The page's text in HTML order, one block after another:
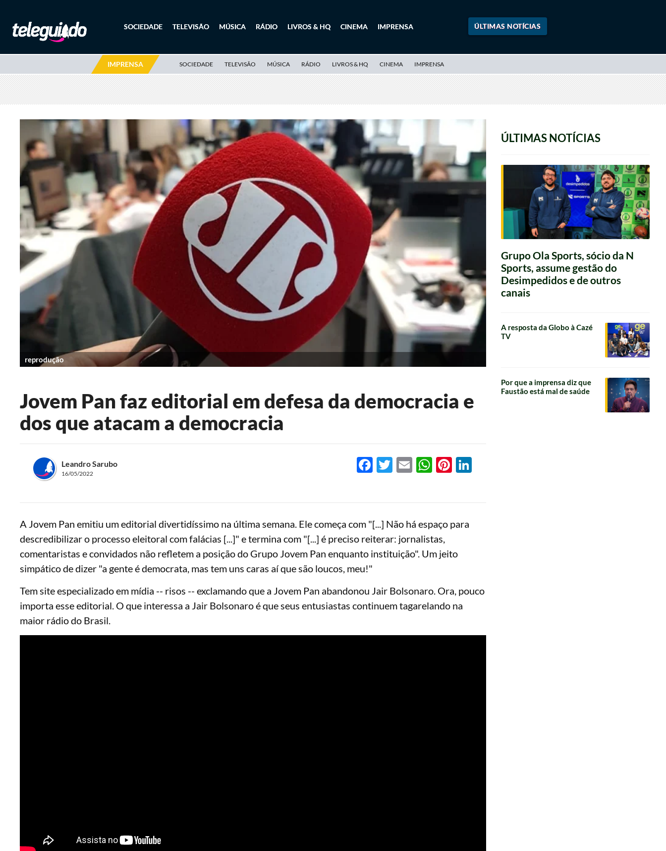
ÚLTIMAS NOTÍCIAS
SOCIEDADE TELEVISÃO MÚSICA RÁDIO LIVROS & HQ CINEMA IMPRENSA
IMPRENSA SOCIEDADE TELEVISÃO MÚSICA RÁDIO LIVROS & HQ CINEMA IMPRENSA
reprodução
Jovem Pan faz editorial em defesa da democracia e
dos que atacam a democracia
Leandro Sarubo
16/05/2022 Facebook
Twitter
EmailWhatsApp
Pinterest
LinkedIn
A Jovem Pan emitiu um editorial divertidíssimo na última semana. Ele começa com "[...] Não há espaço para
descredibilizar o processo eleitoral com falácias [...]" e termina com "[...] é preciso reiterar: jornalistas,
comentaristas e convidados não refletem a posição do Grupo Jovem Pan enquanto instituição". Um jeito
simpático de dizer "a gente é democrata, mas tem uns caras aí que são loucos, meu!"
Tem site especializado em mídia -- risos -- exclamando que a Jovem Pan abandonou Jair Bolsonaro. Ora, pouco
importa esse editorial. O que interessa a Jair Bolsonaro é que seus entusiastas continuem tagarelando na
maior rádio do Brasil.
ÚLTIMAS NOTÍCIAS
Grupo Ola Sports, sócio da N
Sports, assume gestão do
Desimpedidos e de outros
canais
A resposta da Globo à Cazé
TV
Por que a imprensa diz que
Faustão está mal de saúde